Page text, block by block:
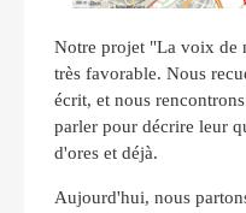
Notre projet "La voix de
très favorable. Nous
écrit, et nous
parler pour décrire leur
d'ores et déjà.
Aujourd'hui, nous